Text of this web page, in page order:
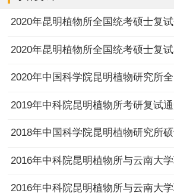
2020年昆明植物所全国统考硕士复
2020年昆明植物所全国统考硕士复
2019年中科院昆明植物所考研复试